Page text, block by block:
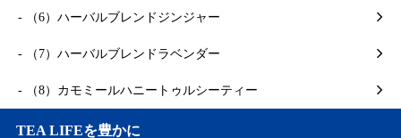
- （6）ハーバルブレンドジンジャー
- （7）ハーバルブレンドラベンダー
- （8）カモミールハニートゥルシーティー
TEA LIFEを豊かに